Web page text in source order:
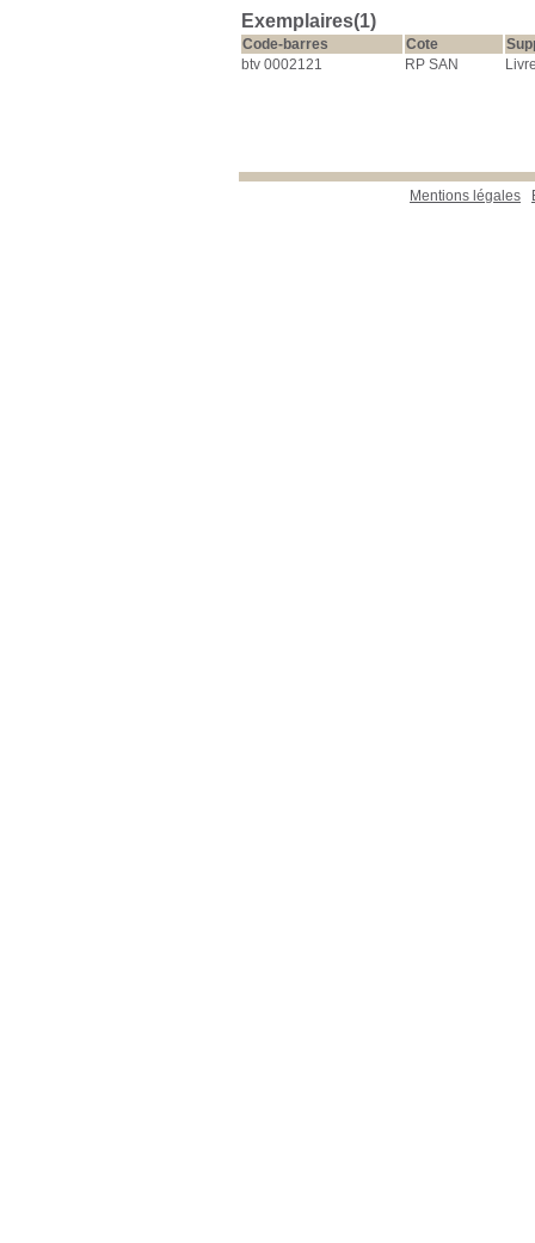
Exemplaires(1)
Code-barres Cote
btv 0002121
RP SAN
Mentions légales